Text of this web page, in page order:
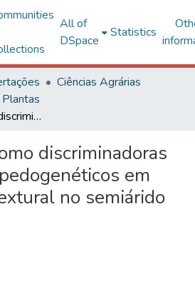
All of
DSpace
Statistics
Ciências Agrárias
Pedofeições como discriminadoras de processos pedogenéticos em solos com B textural no semiárido brasileiro
discriminadoras
em
no semiárido